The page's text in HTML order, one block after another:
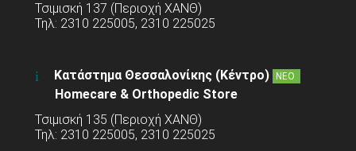
Τσιμισκή 137 (Περιοχή ΧΑΝΘ)
Τηλ: 2310 225005, 2310 225025
Κατάστημα Θεσσαλονίκης (Κέντρο) ΝΕΟ
Homecare & Orthopedic Store
Τσιμισκή 135 (Περιοχή ΧΑΝΘ)
Τηλ: 2310 225005, 2310 225025